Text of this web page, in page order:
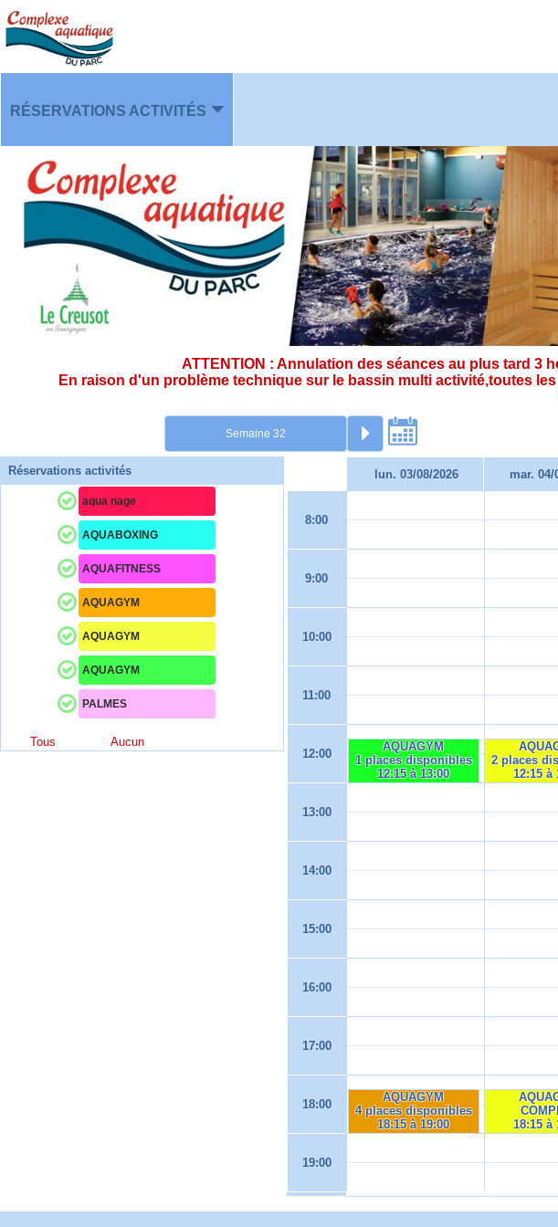
RÉSERVATIONS ACTIVITÉS
PLANNING
ATTENTION : Annulation des séances au plus tard 3
En raison d'un problème technique sur le bassin multi activité,toutes
Réservations activités
aqua nage
AQUABOXING
AQUAFITNESS
AQUAGYM
AQUAGYM
AQUAGYM
PALMES
Tous Aucun
lun. 03/08/2026 mar. 04/
8:00
9:00
10:00
11:00
12:00
13:00
14:00
15:00
16:00
17:00
18:00
19:00
AQUAGYM
1 places disponibles
12:15 à 13:00
AQUAGYM
4 places disponibles
18:15 à 19:00
2 places
12:15 à
18:15 à